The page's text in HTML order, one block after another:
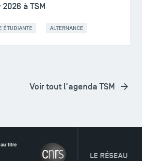
à TSM
ÉTUDIANTE ALTERNANCE
Voir tout l'agenda TSM
LE RÉSEAU